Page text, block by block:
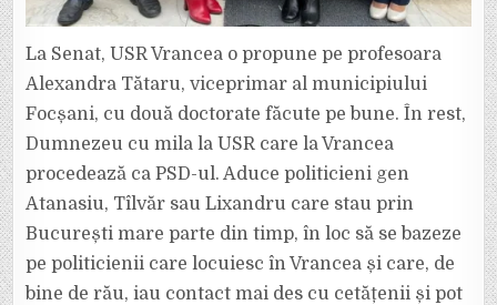
La Senat, USR Vrancea o propune pe profesoara
Alexandra Tătaru, viceprimar al municipiului
Focșani, cu două doctorate făcute pe bune. În rest,
Dumnezeu cu mila la USR care la Vrancea
procedează ca PSD-ul. Aduce politicieni gen
Atanasiu, Tîlvăr sau Lixandru care stau prin
București mare parte din timp, în loc să se bazeze
pe politicienii care locuiesc în Vrancea și care, de
bine de rău, iau contact mai des cu cetățenii și pot